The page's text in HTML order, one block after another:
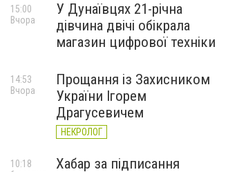
У Дунаївцях 21-річна
дівчина двічі обікрала
магазин цифрової техніки
15:00
Вчора
Прощання із Захисником
України Ігорем
Драгусевичем
НЕКРОЛОГ
14:53
Вчора
Хабар за підписання
10:18